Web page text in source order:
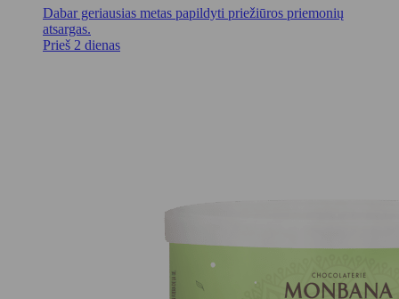
Dabar geriausias metas papildyti priežiūros priemonių
atsargas.
Prieš 2 dienas